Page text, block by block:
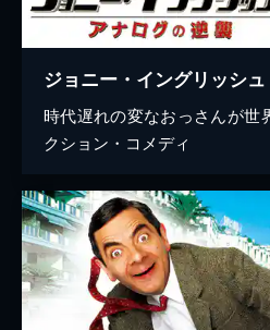
ジョニー・イングリッシ
時代遅れの変なおっさんが世
クション・コメディ